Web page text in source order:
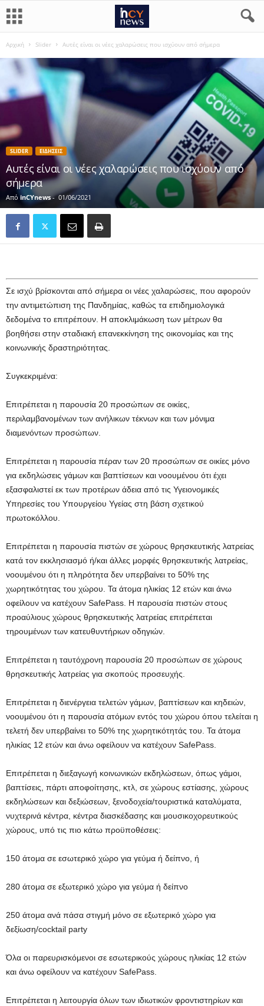
Αρχική Slider Αυτές είναι οι νέες χαλαρώσεις που ισχύουν από σήμερα
SLIDER ΕΙΔΗΣΕΙΣ
Αυτές είναι οι νέες χαλαρώσεις που ισχύουν από
σήμερα
Από inCYnews- 01/06/2021
Σε ισχύ βρίσκονται από σήμερα οι νέες χαλαρώσεις, που αφορούν
την αντιμετώπιση της Πανδημίας, καθώς τα επιδημιολογικά
δεδομένα το επιτρέπουν. Η αποκλιμάκωση των μέτρων θα
βοηθήσει στην σταδιακή επανεκκίνηση της οικονομίας και της
κοινωνικής δραστηριότητας.
Συγκεκριμένα:
Επιτρέπεται η παρουσία 20 προσώπων σε οικίες,
περιλαμβανομένων των ανήλικων τέκνων και των μόνιμα
διαμενόντων προσώπων.
Επιτρέπεται η παρουσία πέραν των 20 προσώπων σε οικίες μόνο
για εκδηλώσεις γάμων και βαπτίσεων και νοουμένου ότι έχει
εξασφαλιστεί εκ των προτέρων άδεια από τις Υγειονομικές
Υπηρεσίες του Υπουργείου Υγείας στη βάση σχετικού
πρωτοκόλλου.
Επιτρέπεται η παρουσία πιστών σε χώρους θρησκευτικής λατρείας
κατά τον εκκλησιασμό ή/και άλλες μορφές θρησκευτικής λατρείας,
νοουμένου ότι η πληρότητα δεν υπερβαίνει το 50% της
χωρητικότητας του χώρου. Τα άτομα ηλικίας 12 ετών και άνω
οφείλουν να κατέχουν SafePass. Η παρουσία πιστών στους
προαύλιους χώρους θρησκευτικής λατρείας επιτρέπεται
τηρουμένων των κατευθυντήριων οδηγιών.
Επιτρέπεται η ταυτόχρονη παρουσία 20 προσώπων σε χώρους
θρησκευτικής λατρείας για σκοπούς προσευχής.
Επιτρέπεται η διενέργεια τελετών γάμων, βαπτίσεων και κηδειών,
νοουμένου ότι η παρουσία ατόμων εντός του χώρου όπου τελείται η
τελετή δεν υπερβαίνει το 50% της χωρητικότητάς του. Τα άτομα
ηλικίας 12 ετών και άνω οφείλουν να κατέχουν SafePass.
Επιτρέπεται η διεξαγωγή κοινωνικών εκδηλώσεων, όπως γάμοι,
βαπτίσεις, πάρτι αποφοίτησης, κτλ, σε χώρους εστίασης, χώρους
εκδηλώσεων και δεξιώσεων, ξενοδοχεία/τουριστικά καταλύματα,
νυχτερινά κέντρα, κέντρα διασκέδασης και μουσικοχορευτικούς
χώρους, υπό τις πιο κάτω προϋποθέσεις:
150 άτομα σε εσωτερικό χώρο για γεύμα ή δείπνο, ή
280 άτομα σε εξωτερικό χώρο για γεύμα ή δείπνο
250 άτομα ανά πάσα στιγμή μόνο σε εξωτερικό χώρο για
δεξίωση/cocktail party
Όλα οι παρευρισκόμενοι σε εσωτερικούς χώρους ηλικίας 12 ετών
και άνω οφείλουν να κατέχουν SafePass.
Επιτρέπεται η λειτουργία όλων των ιδιωτικών φροντιστηρίων και